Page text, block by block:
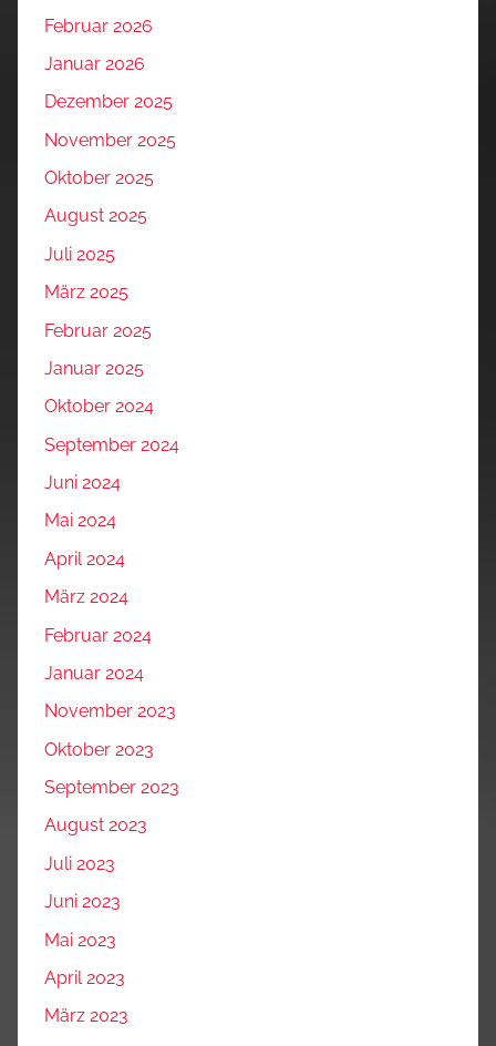
Februar 2026
Januar 2026
Dezember 2025
November 2025
Oktober 2025
August 2025
Juli 2025
März 2025
Februar 2025
Januar 2025
Oktober 2024
September 2024
Juni 2024
Mai 2024
April 2024
März 2024
Februar 2024
Januar 2024
November 2023
Oktober 2023
September 2023
August 2023
Juli 2023
Juni 2023
Mai 2023
April 2023
März 2023